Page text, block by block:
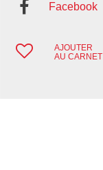
Facebook
AJOUTER
AU CARNET